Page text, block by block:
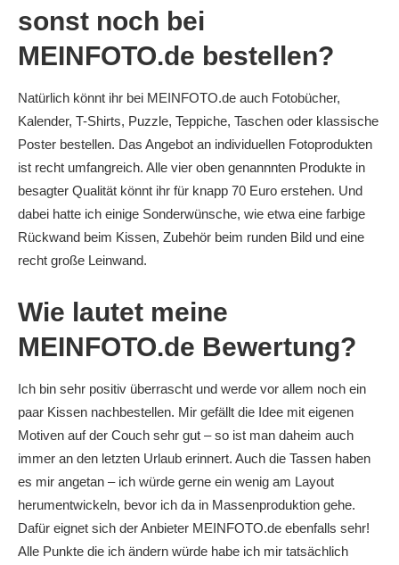
sonst noch bei
MEINFOTO.de bestellen?
Natürlich könnt ihr bei MEINFOTO.de auch Fotobücher,
Kalender, T-Shirts, Puzzle, Teppiche, Taschen oder klassische
Poster bestellen. Das Angebot an individuellen Fotoprodukten
ist recht umfangreich. Alle vier oben genannnten Produkte in
besagter Qualität könnt ihr für knapp 70 Euro erstehen. Und
dabei hatte ich einige Sonderwünsche, wie etwa eine farbige
Rückwand beim Kissen, Zubehör beim runden Bild und eine
recht große Leinwand.
Wie lautet meine
MEINFOTO.de Bewertung?
Ich bin sehr positiv überrascht und werde vor allem noch ein
paar Kissen nachbestellen. Mir gefällt die Idee mit eigenen
Motiven auf der Couch sehr gut – so ist man daheim auch
immer an den letzten Urlaub erinnert. Auch die Tassen haben
es mir angetan – ich würde gerne ein wenig am Layout
herumentwickeln, bevor ich da in Massenproduktion gehe.
Dafür eignet sich der Anbieter MEINFOTO.de ebenfalls sehr!
Alle Punkte die ich ändern würde habe ich mir tatsächlich